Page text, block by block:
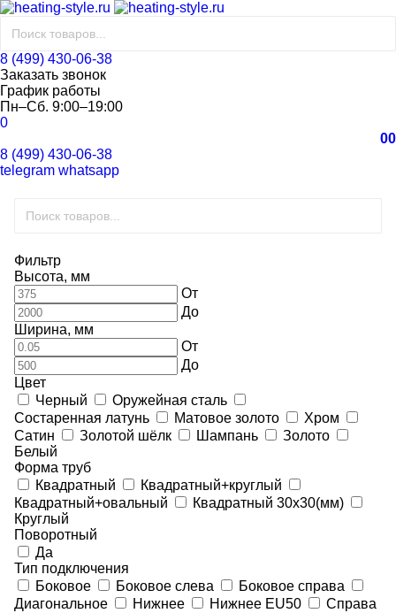
8 (499) 430-06-38
Заказать звонок
График работы
Пн–Сб. 9:00–19:00
0
00
8 (499) 430-06-38
telegram whatsapp
Фильтр
Высота, мм
От
До
Ширина, мм
От
До
Цвет
Черный
Оружейная сталь
Состаренная латунь
Матовое золото
Хром
Сатин
Золотой шёлк Шампань
Золото
Белый
Форма труб
Квадратный
Квадратный+круглый
Квадратный+овальный
Квадратный 30х30(мм)
Круглый
Поворотный
Да
Тип подключения
Боковое
Боковое слева
Боковое справа
Диагональное
Нижнее Нижнее EU50
Справа